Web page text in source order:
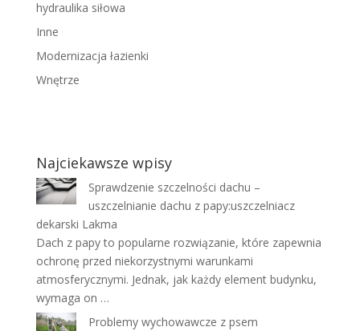
hydraulika siłowa
Inne
Modernizacja łazienki
Wnętrze
Najciekawsze wpisy
Sprawdzenie szczelności dachu –
uszczelnianie dachu z papy:uszczelniacz
dekarski Lakma
Dach z papy to popularne rozwiązanie, które zapewnia
ochronę przed niekorzystnymi warunkami
atmosferycznymi. Jednak, jak każdy element budynku,
wymaga on …
Problemy wychowawcze z psem